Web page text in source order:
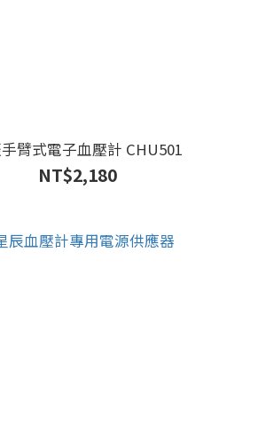
臂式電子血壓計 CHU501
NT$2,180